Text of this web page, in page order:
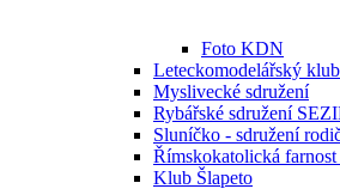
Foto KDN
Leteckomodelářský
Myslivecké sdružení
Rybářské sdružení
Sluníčko - sdružení
Římskokatolická
Klub Šlapeto